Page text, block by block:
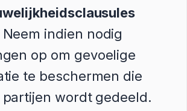
indien nodig
op om gevoelige
te beschermen die
wordt gedeeld.